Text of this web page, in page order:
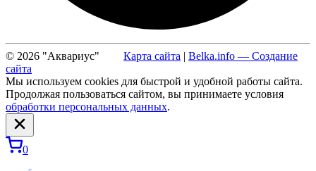
© 2026 "Аквариус" Карта сайта | Belka.info — Создание
сайта
Мы используем cookies для быстрой и удобной работы сайта.
Продолжая пользоваться сайтом, вы принимаете условия
обработки персональных данных.
0